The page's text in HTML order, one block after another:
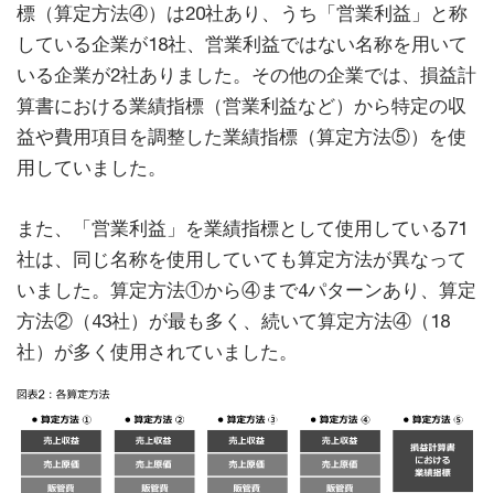
標（算定方法④）は20社あり、うち「営業利益」と称
している企業が18社、営業利益ではない名称を用いて
いる企業が2社ありました。その他の企業では、損益計
算書における業績指標（営業利益など）から特定の収
益や費用項目を調整した業績指標（算定方法⑤）を使
用していました。
また、「営業利益」を業績指標として使用している71
社は、同じ名称を使用していても算定方法が異なって
いました。算定方法①から④まで4パターンあり、算定
方法②（43社）が最も多く、続いて算定方法④（18
社）が多く使用されていました。